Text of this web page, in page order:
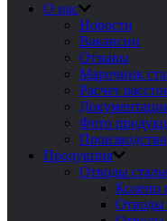
О нас
Новости
Вакансии
Отзывы
Марочник
Расчет
Фото
Производство
Продукция
Отводы
Колено